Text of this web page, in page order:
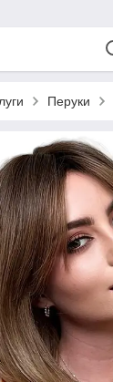
Перуки